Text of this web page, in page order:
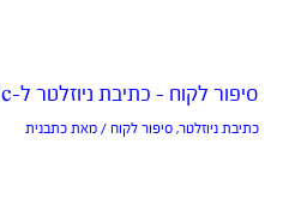
סיפור לקוח – כתיבת ניוזלטר ל-450°c
כתיבת ניוזלטר, סיפור לקוח / מאת כתבנית